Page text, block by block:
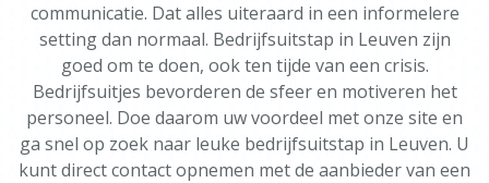
communicatie. Dat alles uiteraard in een informelere
setting dan normaal. Bedrijfsuitstap in Leuven zijn
goed om te doen, ook ten tijde van een crisis.
Bedrijfsuitjes bevorderen de sfeer en motiveren het
personeel. Doe daarom uw voordeel met onze site en
ga snel op zoek naar leuke bedrijfsuitstap in Leuven. U
kunt direct contact opnemen met de aanbieder van een